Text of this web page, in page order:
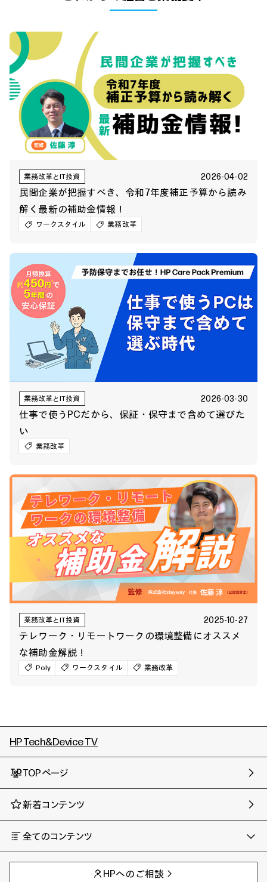
業務改革とIT投資 2026-04-02
民間企業が把握すべき、令和7年度補正予算から読み
解く最新の補助金情報！
ワークスタイル 業務改革
業務改革とIT投資 2026-03-30
仕事で使うPCだから、保証・保守まで含めて選びた
い
業務改革
業務改革とIT投資 2025-10-27
テレワーク・リモートワークの環境整備にオススメ
な補助金解説！
Poly ワークスタイル 業務改革
HP Tech&Device TV
TOPページ
新着コンテンツ
全てのコンテンツ
AIの進化と活用事例
製品トレンド & レビュー
事例
イベントレポート
HPへのご相談